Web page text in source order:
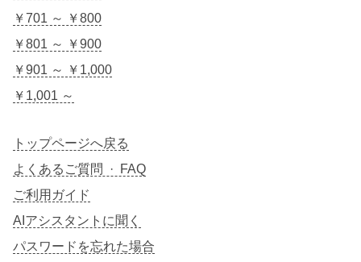
￥701 ～ ￥800
￥801 ～ ￥900
￥901 ～ ￥1,000
￥1,001 ～
トップページへ戻る
よくあるご質問 · FAQ
ご利用ガイド
AIアシスタントに聞く
パスワードを忘れた場合